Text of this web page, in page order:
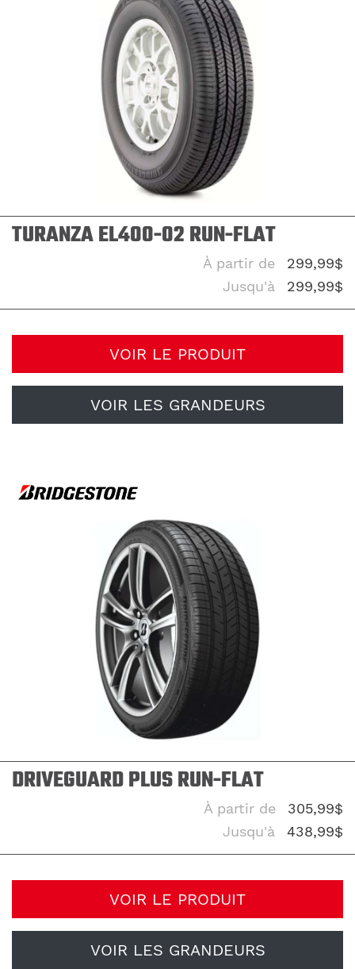
TURANZA EL400-02 RUN-FLAT
À partir de
299,99$
Jusqu'à
299,99$
VOIR LE PRODUIT
VOIR LES GRANDEURS
DRIVEGUARD PLUS RUN-FLAT
À partir de
305,99$
Jusqu'à
438,99$
VOIR LE PRODUIT
VOIR LES GRANDEURS